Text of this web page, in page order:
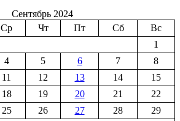
Сентябрь 2024
Ср Чт Пт Сб
Вс
1
4 5 6 7
8
11 12 13 14
15
18 19 20 21
22
25 26 27 28
29